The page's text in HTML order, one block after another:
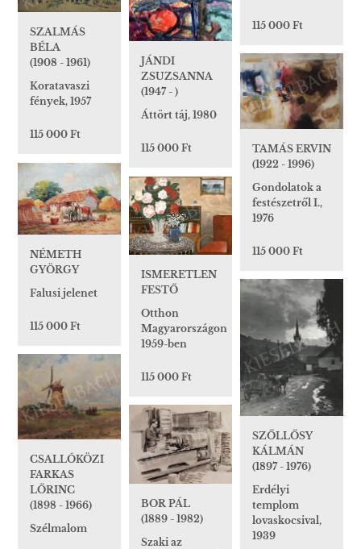
115 000 Ft
SZALMÁS
BÉLA
(1908 - 1961)
Koratavaszi
fények, 1957
115 000 Ft
JÁNDI
ZSUZSANNA
(1947 - )
Áttört táj, 1980
115 000 Ft
TAMÁS ERVIN
(1922 - 1996)
Gondolatok a
festészetről I.,
1976
115 000 Ft
NÉMETH
GYÖRGY
Falusi jelenet
115 000 Ft
ISMERETLEN
FESTŐ
Otthon
Magyarországon
1959-ben
115 000 Ft
SZŐLLŐSY
KÁLMÁN
(1897 - 1976)
Erdélyi
templom
lovaskocsival,
1939
CSALLÓKÖZI
FARKAS
LŐRINC
(1898 - 1966)
Szélmalom
BOR PÁL
(1889 - 1982)
Szaki az